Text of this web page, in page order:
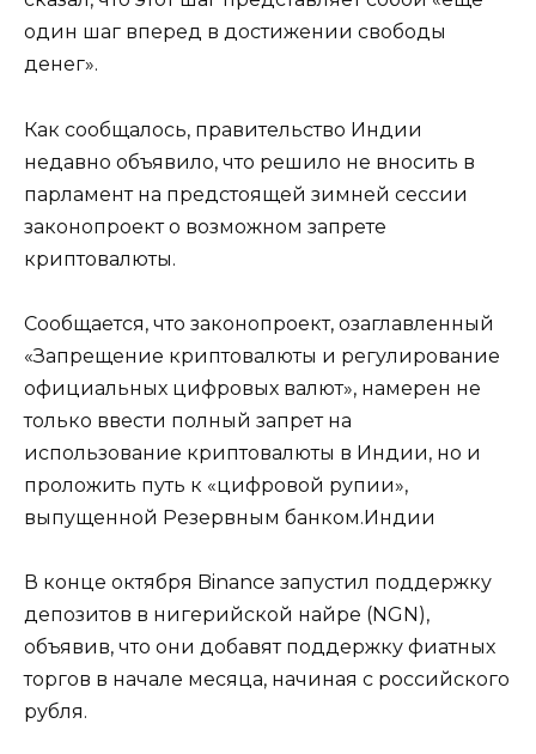
один шаг вперед в достижении свободы
денег».
Как сообщалось, правительство Индии
недавно объявило, что решило не вносить в
парламент на предстоящей зимней сессии
законопроект о возможном запрете
криптовалюты.
Сообщается, что законопроект, озаглавленный
«Запрещение криптовалюты и регулирование
официальных цифровых валют», намерен не
только ввести полный запрет на
использование криптовалюты в Индии, но и
проложить путь к «цифровой рупии»,
выпущенной Резервным банком.Индии
В конце октября Binance запустил поддержку
депозитов в нигерийской найре (NGN),
объявив, что они добавят поддержку фиатных
торгов в начале месяца, начиная с российского
рубля.